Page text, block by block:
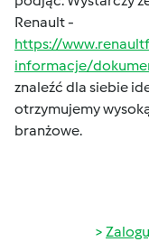
Renault -
https://
informacje/
znaleźć dla siebie
otrzymujemy
branżowe.